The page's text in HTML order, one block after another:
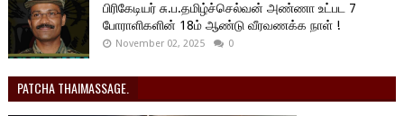
பிரிகேடியர் சு.ப.தமிழ்ச்செல்வன் அண்ணா உட்பட 7
போராளிகளின் 18ம் ஆண்டு வீரவணக்க நாள் !
November 02, 2025 0
PATCHA THAIMASSAGE.